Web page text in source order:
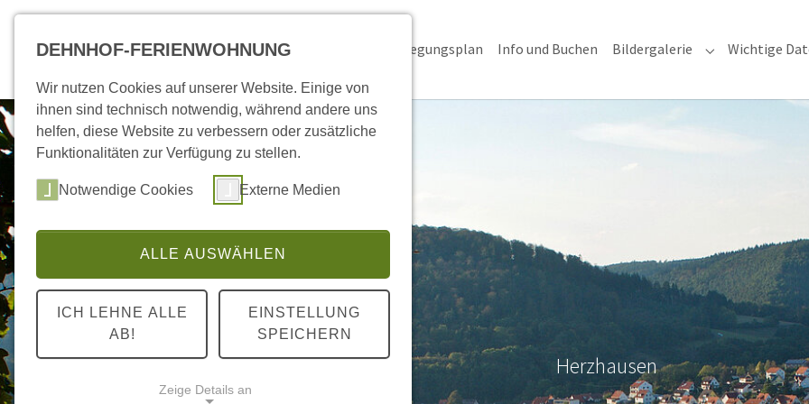
Skip to main content
Skip to page footer
Zur Startseite Submenu for "Info"
Belegungsplan Info und Buchen Bildergalerie Submenu for
Wichtige
Herzhausen
DEHNHOF-FERIENWOHNUNG
Wir nutzen Cookies auf unserer Website. Einige von
ihnen sind technisch notwendig, während andere uns
helfen, diese Website zu verbessern oder zusätzliche
Funktionalitäten zur Verfügung zu stellen.
Notwendige Cookies Externe Medien
ALLE AUSWÄHLEN
ICH LEHNE ALLE
AB!
EINSTELLUNG
SPEICHERN
Zeige Details an